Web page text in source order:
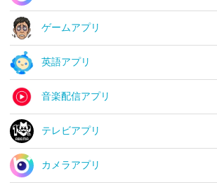
ゲームアプリ
英語アプリ
音楽配信アプリ
テレビアプリ
カメラアプリ